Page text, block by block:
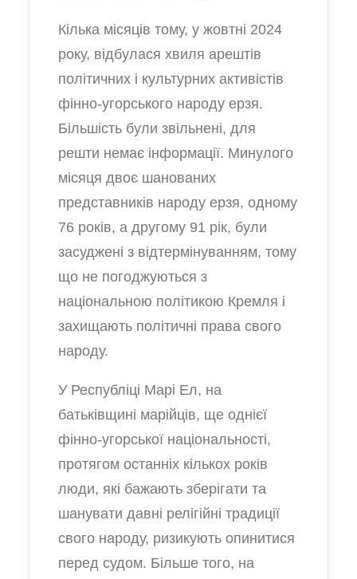
Кілька місяців тому, у жовтні 2024
року, відбулася хвиля арештів
політичних і культурних активістів
фінно-угорського народу ерзя.
Більшість були звільнені, для
решти немає інформації. Минулого
місяця двоє шанованих
представників народу ерзя, одному
76 років, а другому 91 рік, були
засуджені з відтермінуванням, тому
що не погоджуються з
національною політикою Кремля і
захищають політичні права свого
народу.
У Республіці Марі Ел, на
батьківщині марійців, ще однієї
фінно-угорської національності,
протягом останніх кількох років
люди, які бажають зберігати та
шанувати давні релігійні традиції
свого народу, ризикують опинитися
перед судом. Більше того, на